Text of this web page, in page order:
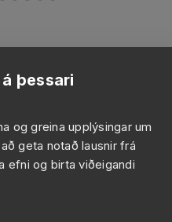
þessari
og greina upplýsingar um
geta notað lausnir frá
efni og birta viðeigandi